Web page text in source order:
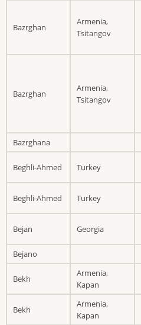
Bazrghan
Armenia,
Tsitangov
Bazrghan
Armenia,
Tsitangov
Bazrghana
Beghli-Ahmed Turkey
Beghli-Ahmed Turkey
Bejan Georgia
Bejano
Bekh
Armenia,
Kapan
Bekh
Armenia,
Kapan